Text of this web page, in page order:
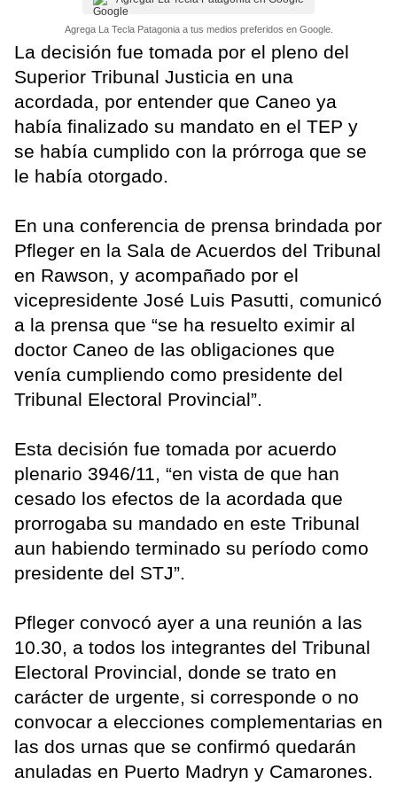
Agrega La Tecla Patagonia a tus medios preferidos en Google.
La decisión fue tomada por el pleno del
Superior Tribunal Justicia en una
acordada, por entender que Caneo ya
había finalizado su mandato en el TEP y
se había cumplido con la prórroga que se
le había otorgado.
En una conferencia de prensa brindada por
Pfleger en la Sala de Acuerdos del Tribunal
en Rawson, y acompañado por el
vicepresidente José Luis Pasutti, comunicó
a la prensa que “se ha resuelto eximir al
doctor Caneo de las obligaciones que
venía cumpliendo como presidente del
Tribunal Electoral Provincial”.
Esta decisión fue tomada por acuerdo
plenario 3946/11, “en vista de que han
cesado los efectos de la acordada que
prorrogaba su mandado en este Tribunal
aun habiendo terminado su período como
presidente del STJ”.
Pfleger convocó ayer a una reunión a las
10.30, a todos los integrantes del Tribunal
Electoral Provincial, donde se trato en
carácter de urgente, si corresponde o no
convocar a elecciones complementarias en
las dos urnas que se confirmó quedarán
anuladas en Puerto Madryn y Camarones.